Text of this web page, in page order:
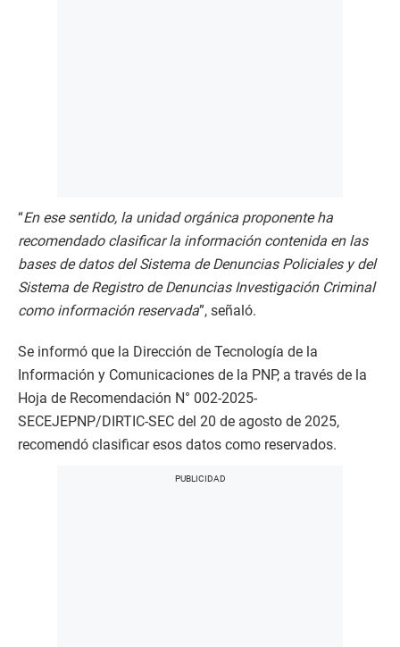
“En ese sentido, la unidad orgánica proponente ha
recomendado clasificar la información contenida en las
bases de datos del Sistema de Denuncias Policiales y del
Sistema de Registro de Denuncias Investigación Criminal
como información reservada”, señaló.
Se informó que la Dirección de Tecnología de la
Información y Comunicaciones de la PNP, a través de la
Hoja de Recomendación N° 002-2025-
SECEJEPNP/DIRTIC-SEC del 20 de agosto de 2025,
recomendó clasificar esos datos como reservados.